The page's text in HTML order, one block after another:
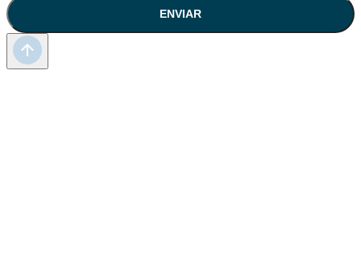
ENVIAR